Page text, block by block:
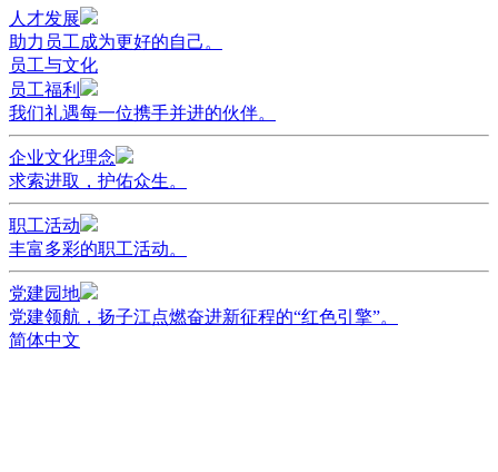
人才发展
助力员工成为更好的自己。
员工与文化
员工福利
我们礼遇每一位携手并进的伙伴。
企业文化理念
求索进取，护佑众生。
职工活动
丰富多彩的职工活动。
党建园地
党建领航，扬子江点燃奋进新征程的“红色引擎”。
简体中文